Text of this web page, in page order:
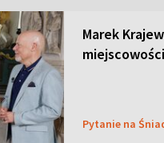
Marek
Pytanie na